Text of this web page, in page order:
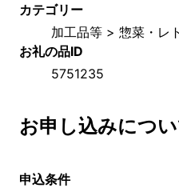
カテゴリー
加工品等 > 惣菜・レ
お礼の品ID
5751235
お申し込みにつ
申込条件